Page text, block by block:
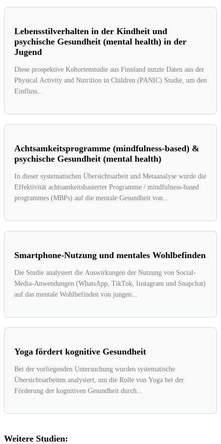
Lebensstilverhalten in der Kindheit und
psychische Gesundheit (mental health) in der
Jugend
Diese prospektive Kohortenstudie aus Finnland nutzte Daten aus der
Physical Activity and Nutrition in Children (PANIC) Studie, um den
Einfluss...
Achtsamkeitsprogramme (mindfulness-based) &
psychische Gesundheit (mental health)
In dieser systematischen Übersichtsarbeit und Metaanalyse wurde die
Effektivität achtsamkeitsbasierter Programme / mindfulness-based
programmes (MBPs) auf die mentale Gesundheit von...
Smartphone-Nutzung und mentales Wohlbefinden
Die Studie analysiert die Auswirkungen der Nutzung von Social-
Media-Anwendungen (WhatsApp, TikTok, Instagram und Snapchat)
auf das mentale Wohlbefinden von jungen...
Yoga fördert kognitive Gesundheit
Bei der vorliegenden Untersuchung wurden systematische
Übersichtsarbeiten analysiert, um die Rolle von Yoga bei der
Förderung der kognitiven Gesundheit durch...
Weitere Studien: